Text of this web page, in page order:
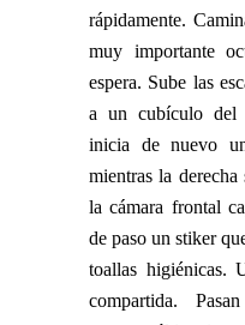
rápidamente.
muy importante
espera. Sube las
a un cubículo del
inicia de nuevo
mientras la
la cámara frontal
de paso un stiker
toallas higiénicas.
compartida.